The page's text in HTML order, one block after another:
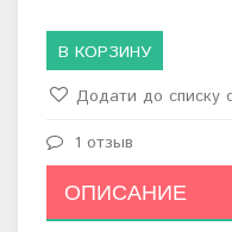
В КОРЗИНУ
Додати до списку
1 отзыв
ОПИСАНИЕ